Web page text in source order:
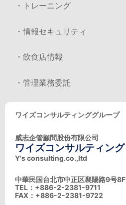
・トレーニング
・情報セキュリティ
・飲食店情報
・管理業務委託
ワイズコンサルティンググループ
威志企管顧問股份有限公司
ワイズコンサルティング
Y's consulting.co.,ltd
中華民国台北市中正区襄陽路9号8F
TEL：+886-2-2381-9711
FAX：+886-2-2381-9722